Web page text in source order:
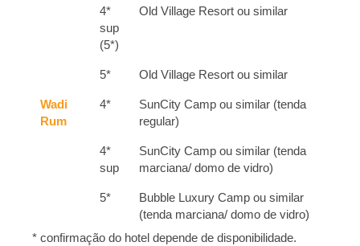
4*
sup
(5*)
Old Village Resort ou similar
5* Old Village Resort ou similar
Wadi
Rum
4*
SunCity Camp ou similar (tenda
regular)
4*
sup
SunCity Camp ou similar (tenda
marciana/ domo de vidro)
5*
Bubble Luxury Camp ou similar
(tenda marciana/ domo de vidro)
* confirmação do hotel depende de disponibilidade.